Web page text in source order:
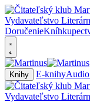
Doručenie
Knihy E-knihy